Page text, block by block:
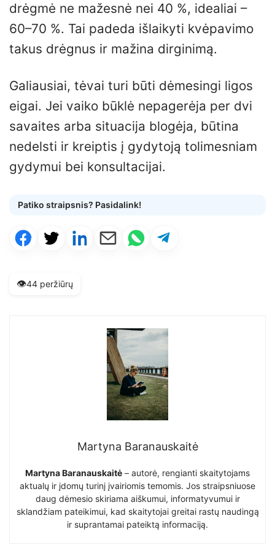
drėgmė ne mažesnė nei 40 %, idealiai –
60–70 %. Tai padeda išlaikyti kvėpavimo
takus drėgnus ir mažina dirginimą.
Galiausiai, tėvai turi būti dėmesingi ligos
eigai. Jei vaiko būklė nepagerėja per dvi
savaites arba situacija blogėja, būtina
nedelsti ir kreiptis į gydytoją tolimesniam
gydymui bei konsultacijai.
Patiko straipsnis? Pasidalink!
👁️44 peržiūrų
Martyna Baranauskaitė
Martyna Baranauskaitė – autorė, rengianti skaitytojams
aktualų ir įdomų turinį įvairiomis temomis. Jos straipsniuose
daug dėmesio skiriama aiškumui, informatyvumui ir
sklandžiam pateikimui, kad skaitytojai greitai rastų naudingą
ir suprantamai pateiktą informaciją.